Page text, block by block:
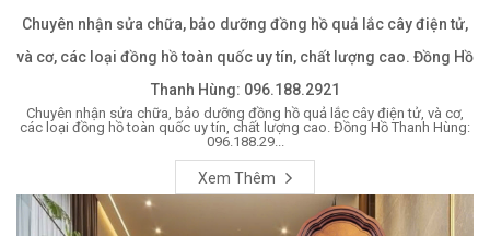
Chuyên nhận sửa chữa, bảo dưỡng đồng hồ quả lắc cây điện tử,
và cơ, các loại đồng hồ toàn quốc uy tín, chất lượng cao. Đồng Hồ
Thanh Hùng: 096.188.2921
Chuyên nhận sửa chữa, bảo dưỡng đồng hồ quả lắc cây điện tử, và cơ,
các loại đồng hồ toàn quốc uy tín, chất lượng cao. Đồng Hồ Thanh Hùng:
096.188.29...
Xem Thêm